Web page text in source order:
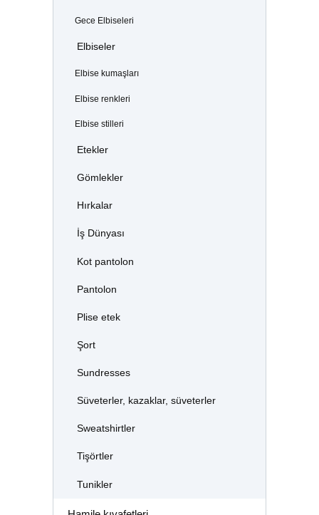
Gece Elbiseleri
Elbiseler
Elbise kumaşları
Elbise renkleri
Elbise stilleri
Etekler
Gömlekler
Hırkalar
İş Dünyası
Kot pantolon
Pantolon
Plise etek
Şort
Sundresses
Süveterler, kazaklar, süveterler
Sweatshirtler
Tişörtler
Tunikler